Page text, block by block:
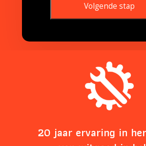
Volgende stap
field
20 jaar ervaring in